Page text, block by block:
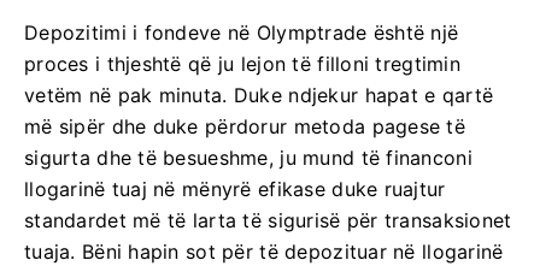
Depozitimi i fondeve në Olymptrade është një
proces i thjeshtë që ju lejon të filloni tregtimin
vetëm në pak minuta. Duke ndjekur hapat e qartë
më sipër dhe duke përdorur metoda pagese të
sigurta dhe të besueshme, ju mund të financoni
llogarinë tuaj në mënyrë efikase duke ruajtur
standardet më të larta të sigurisë për transaksionet
tuaja. Bëni hapin sot për të depozituar në llogarinë